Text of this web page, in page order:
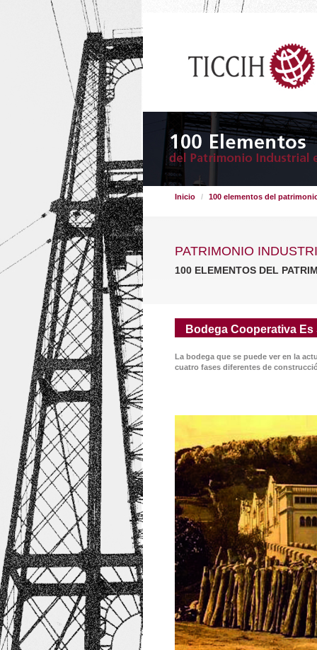
Inicio 100 elementos del
PATRIMONIO
100 ELEMENTOS DEL
Bodega Cooperativa Es
La bodega que se puede ver en la
cuatro fases diferentes de